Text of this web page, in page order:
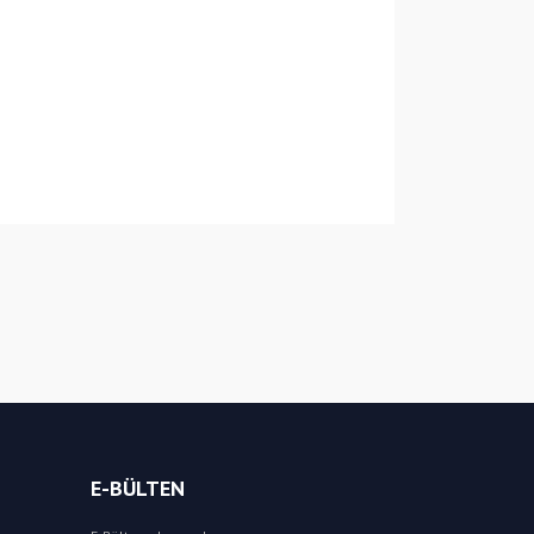
E-BÜLTEN